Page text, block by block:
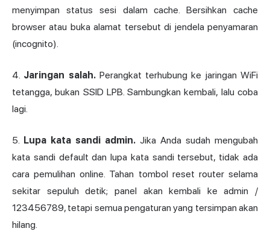
menyimpan status sesi dalam cache. Bersihkan cache
browser atau buka alamat tersebut di jendela penyamaran
(incognito).
4. Jaringan salah.Perangkat terhubung ke jaringan WiFi
tetangga, bukan SSID LPB. Sambungkan kembali, lalu coba
lagi.
5. Lupa kata sandi admin. Jika Anda sudah mengubah
kata sandi default dan lupa kata sandi tersebut, tidak ada
cara pemulihan online. Tahan tombol reset router selama
sekitar sepuluh detik; panel akan kembali ke admin /
123456789, tetapi semua pengaturan yang tersimpan akan
hilang.